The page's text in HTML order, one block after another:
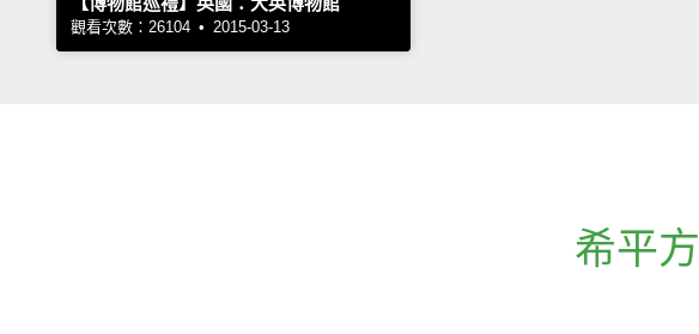
觀看次數：26104 • 2015-03-13
希平方